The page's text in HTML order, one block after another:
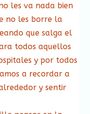
les va nada bien
no les borre la
que salga el
todos aquellos
y por todos
a recordar a
y sentir